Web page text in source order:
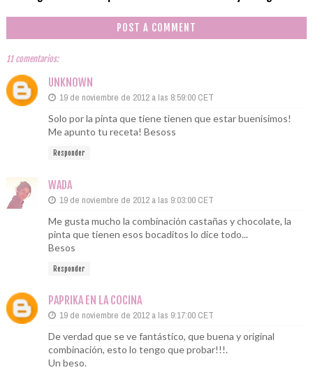
POST A COMMENT
11 comentarios:
UNKNOWN
19 de noviembre de 2012 a las 8:59:00 CET
Solo por la pinta que tiene tienen que estar buenisimos!
Me apunto tu receta! Besoss
Responder
WADA
19 de noviembre de 2012 a las 9:03:00 CET
Me gusta mucho la combinación castañas y chocolate, la
pinta que tienen esos bocaditos lo dice todo...
Besos
Responder
PAPRIKA EN LA COCINA
19 de noviembre de 2012 a las 9:17:00 CET
De verdad que se ve fantástico, que buena y original
combinación, esto lo tengo que probar!!!.
Un beso.